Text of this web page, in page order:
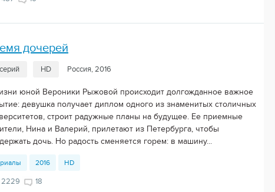
дочерей
HD Россия, 2016
юной Вероники Рыжовой происходит долгожданное важное
девушка получает диплом одного из знаменитых столичных
строит радужные планы на будущее. Ее приемные
Нина и Валерий, прилетают из Петербурга, чтобы
дочь. Но радость сменяется горем: в машину...
2016 HD
2229 18